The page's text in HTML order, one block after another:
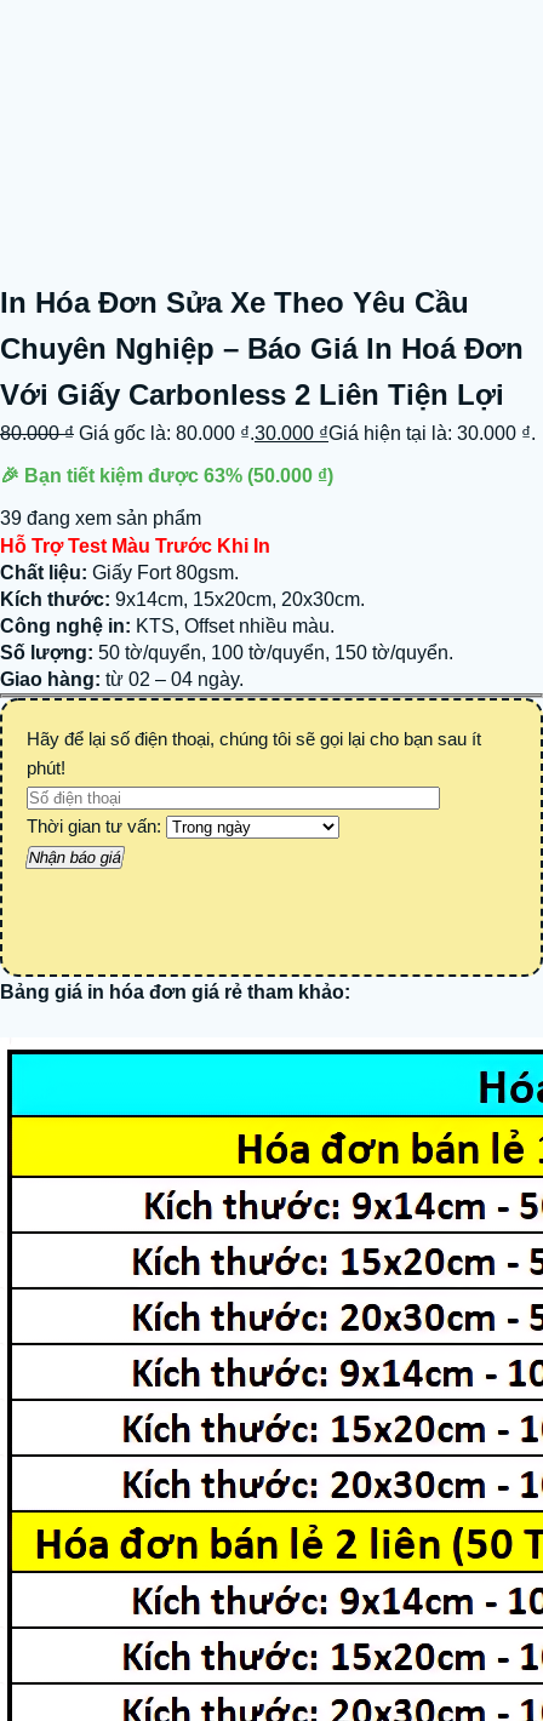
In Hóa Đơn Sửa Xe Theo Yêu Cầu
Chuyên Nghiệp – Báo Giá In Hoá Đơn
Với Giấy Carbonless 2 Liên Tiện Lợi
80.000₫ Giá gốc là: 80.000 ₫.30.000 ₫Giá hiện tại là: 30.000 ₫.
🎉 Bạn tiết kiệm được 63% (50.000 ₫)
39 đang xem sản phẩm
Hỗ Trợ Test Màu Trước Khi In
Chất liệu: Giấy Fort 80gsm.
Kích thước: 9x14cm, 15x20cm, 20x30cm.
Công nghệ in: KTS, Offset nhiều màu.
Số lượng: 50 tờ/quyển, 100 tờ/quyển, 150 tờ/quyển.
Giao hàng: từ 02 – 04 ngày.
Hãy để lại số điện thoại, chúng tôi sẽ gọi lại cho bạn sau ít
phút!
Thời gian tư vấn:
Bảng giá in hóa đơn giá rẻ tham khảo: